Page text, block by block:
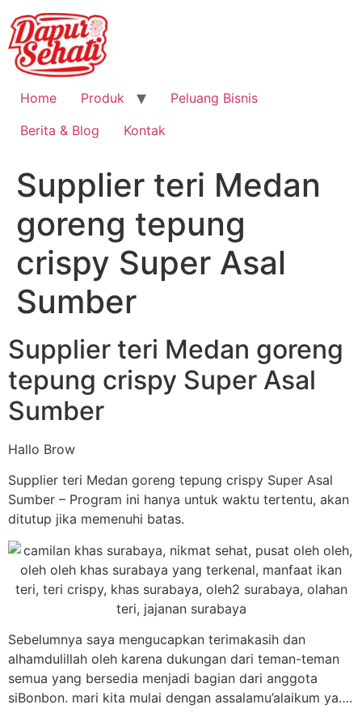
Home Produk
Peluang Bisnis
Berita & Blog
Kontak
Supplier teri Medan
goreng tepung
crispy Super Asal
Sumber
Supplier teri Medan goreng
tepung crispy Super Asal
Sumber
Hallo Brow
Supplier teri Medan goreng tepung crispy Super Asal
Sumber – Program ini hanya untuk waktu tertentu, akan
ditutup jika memenuhi batas.
Sebelumnya saya mengucapkan terimakasih dan
alhamdulillah oleh karena dukungan dari teman-teman
semua yang bersedia menjadi bagian dari anggota
siBonbon. mari kita mulai dengan assalamu’alaikum ya….